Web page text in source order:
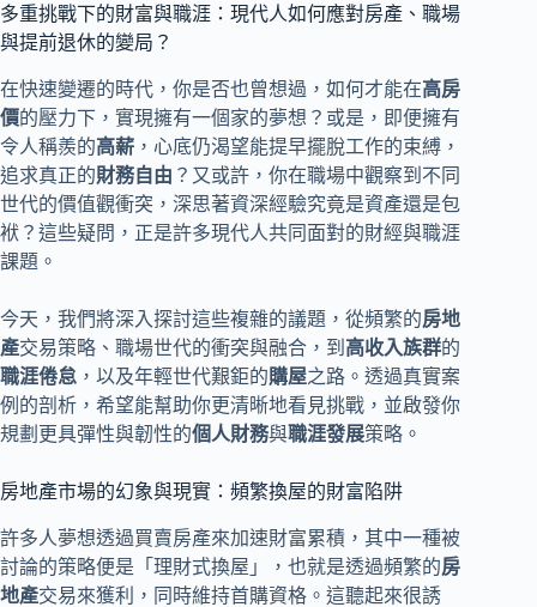
多重挑戰下的財富與職涯：現代人如何應對房產、職場
與提前退休的變局？
在快速變遷的時代，你是否也曾想過，如何才能在高房
價的壓力下，實現擁有一個家的夢想？或是，即便擁有
令人稱羨的高薪 ，心底仍渴望能提早擺脫工作的束縛，
追求真正的財務自由 ？又或許，你在職場中觀察到不同
世代的價值觀衝突，深思著資深經驗究竟是資產還是包
袱？這些疑問，正是許多現代人共同面對的財經與職涯
課題。
今天，我們將深入探討這些複雜的議題，從頻繁的房地
產交易策略、職場世代的衝突與融合，到 高收入族群的
職涯倦怠 ，以及年輕世代艱鉅的購屋之路。透過真實案
例的剖析，希望能幫助你更清晰地看見挑戰，並啟發你
規劃更具彈性與韌性的個人財務與職涯發展策略。
房地產市場的幻象與現實：頻繁換屋的財富陷阱
許多人夢想透過買賣房產來加速財富累積，其中一種被
討論的策略便是「理財式換屋」，也就是透過頻繁的房
地產交易來獲利，同時維持首購資格。這聽起來很誘